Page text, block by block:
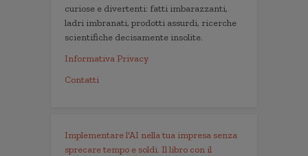
curiose e divertenti: fatti imbarazzanti,
ladri imbranati, prodotti assurdi, ricerche
scientifiche decisamente insolite.
Informativa Privacy
Contatti
Implementare l'AI nella tua impresa senza
sprecare tempo e soldi. Il libro con il